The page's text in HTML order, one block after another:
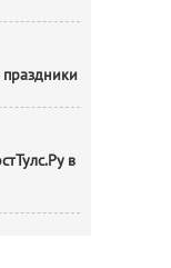
в